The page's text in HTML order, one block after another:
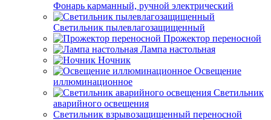
Фонарь карманный, ручной электрический
Светильник пылевлагозащищенный
Прожектор переносной
Лампа настольная
Ночник
Освещение
иллюминационное
Светильник
аварийного освещения
Светильник взрывозащищенный переносной